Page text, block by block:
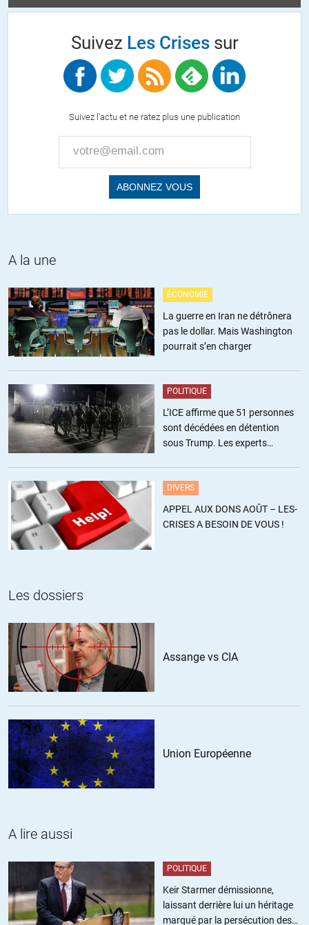
Suivez Les Crisessur
Suivez l'actu et ne ratez plus une publication
A la une
ÉCONOMIE
La guerre en Iran ne détrônera
pas le dollar. Mais Washington
pourrait s’en charger
POLITIQUE
L’ICE affirme que 51 personnes
sont décédées en détention
sous Trump. Les experts
DIVERS
APPEL AUX DONS AOÛT – LES-
CRISES A BESOIN DE VOUS !
Les dossiers
Assange vs CIA
Union Européenne
A lire aussi
POLITIQUE
Keir Starmer démissionne,
laissant derrière lui un héritage
marqué par la persécution des